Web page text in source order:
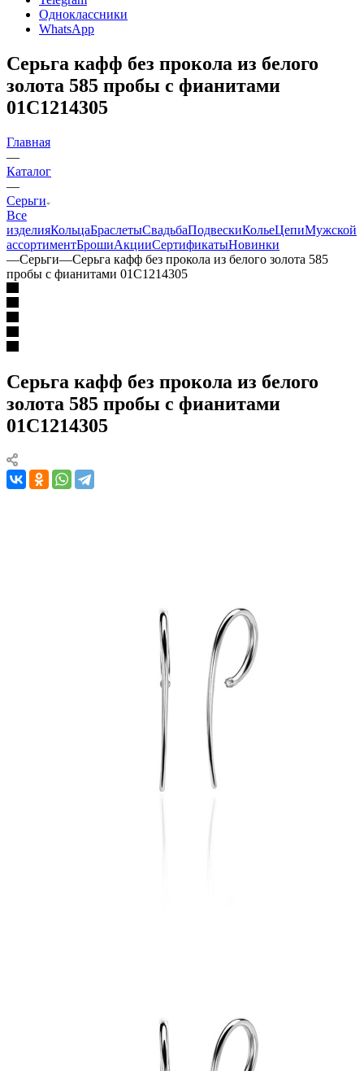
Одноклассники
WhatsApp
Серьга кафф без прокола из белого
золота 585 пробы с фианитами
01С1214305
Главная
—
Каталог
—
Серьги
Все
изделияКольцаБраслетыСвадьбаПодвескиКольеЦепиМужской
ассортиментБрошиАкцииСертификатыНовинки
—Серьги—Серьга кафф без прокола из белого золота 585
пробы с фианитами 01С1214305
Серьга кафф без прокола из белого
золота 585 пробы с фианитами
01С1214305